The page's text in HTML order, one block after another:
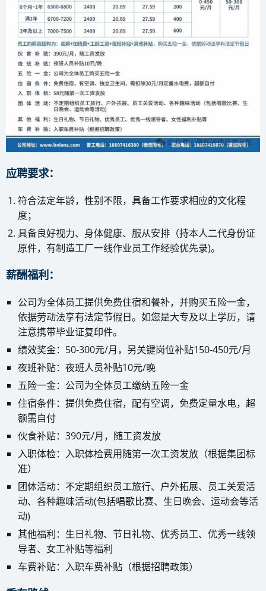
应聘要求：
符合法定年龄，性别不限，具备工作要求相应的文化程
度；
具备良好视力、身体健康、服从安排（持本人二代身份证
原件，有制造工厂一线作业员工作经验优先录)。
薪酬福利：
公司为全体员工提供免费住宿和餐补，并购买五险一金，
依据劳动法享有法定节假日。如您是大专及以上学历，请
注意携带毕业证复印件。
绩效奖金：50-300元/月，另关键岗位补贴150-450元/月
夜班补贴：夜班人员补贴10元/晚
五险一金：公司为全体员工缴纳五险一金
住宿条件：提供免费住宿，配有空调，免费定量水电，超
额需自付
伙食补贴：390元/月，随工资发放
入职体检：入职体检费用随第一次工资发放（根据集团标
准）
团体活动：不定期组织员工旅行、户外拓展、员工关爱活
动、各种趣味活动(包括唱歌比赛、生日晚会、运动会等活
动)
其他福利：生日礼物、节日礼物、优秀员工、优秀一线领
导者、女工补贴等福利
车费补贴：入职车费补贴（根据招聘政策）